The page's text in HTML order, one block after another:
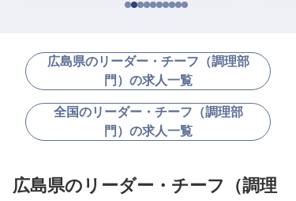
広島県のリーダー・チーフ（調理部
門）の求人一覧
全国のリーダー・チーフ（調理部
門）の求人一覧
広島県のリーダー・チーフ（調理